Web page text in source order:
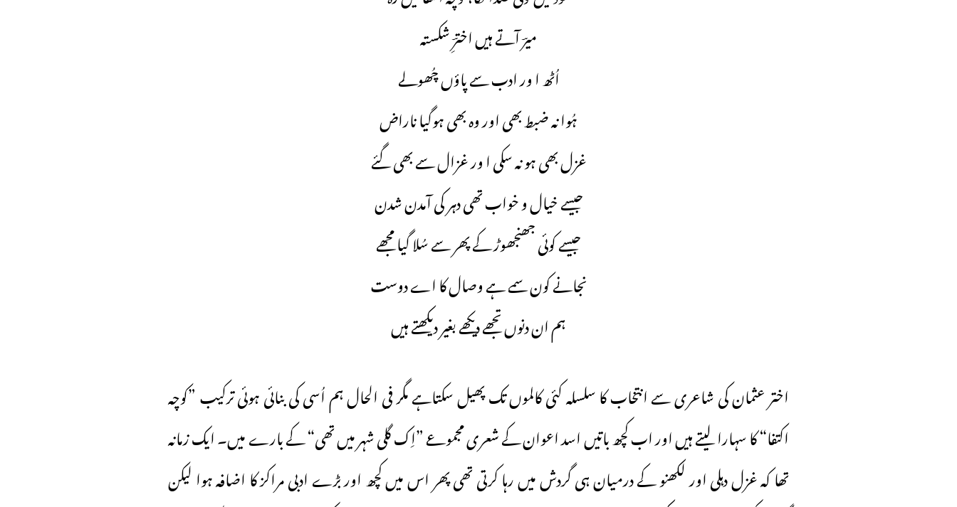
میرؔ آتے ہیں اخترِؔ شکستہ
اُٹھ ا ور ادب سے پاؤں چُھولے
ہُوا نہ ضبط بھی اور وہ بھی ہوگیا ناراض
غزل بھی ہو نہ سکی ا ور غزال سے بھی گئے
جیسے خیال و خواب تھی دہر کی آمدن شدن
جیسے کوئی جھنجھوڑ کے پھر سے سُلا گیا مجھے
نجانے کون سمے ہے وصال کا اے دوست
ہم ان دنوں تجھے دیکھے بغیر دیکھتے ہیں
اختر عثمان کی شاعری سے انتخاب کا سلسلہ کئی کالموں تک پھیل سکتاہے مگر فی الحال ہم اُسی کی بنائی ہوئی ترکیب ”کوچہ
اکتفا“ کا سہارا لیتے ہیں اور اب کچھ باتیں اسد اعوان کے شعری مجموعے ”اِک گلی شہر میں تھی“ کے بارے میں۔ ایک زمانہ
تھا کہ غزل دہلی اور لکھنو کے درمیان ہی گردش میں رہا کرتی تھی پھر اس میں کچھ اور بڑے ادبی مراکز کا اضافہ ہوا لیکن